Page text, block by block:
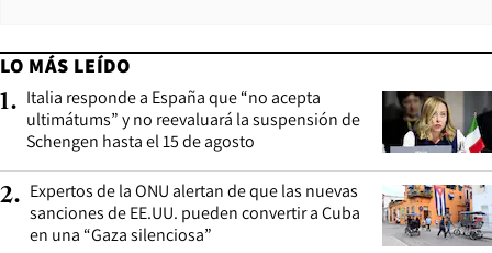
LO MÁS LEÍDO
1. Italia responde a España que “no acepta
ultimátums” y no reevaluará la suspensión de
Schengen hasta el 15 de agosto
2. Expertos de la ONU alertan de que las nuevas
sanciones de EE.UU. pueden convertir a Cuba
en una “Gaza silenciosa”